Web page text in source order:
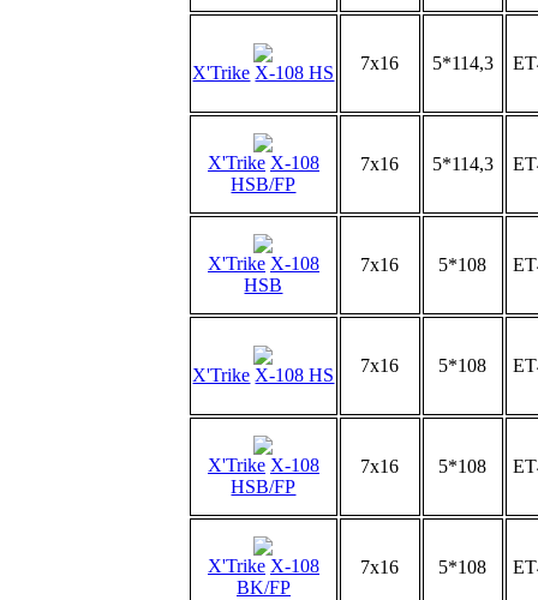
X'Trike X-108 HS 7x16 5*114,3
X'Trike X-108
HSB/FP
7x16 5*114,3
X'Trike X-108
HSB
7x16 5*108
X'Trike X-108 HS 7x16 5*108
X'Trike X-108
HSB/FP
7x16 5*108
X'Trike X-108
BK/FP
7x16 5*108